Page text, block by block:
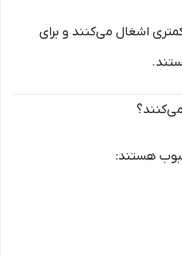
اشغال می‌کنند و برای
هستند: